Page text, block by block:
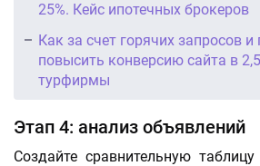
25%. Кейс ипотечных брокеров
Как за счет горячих запросов и
повысить конверсию сайта в
турфирмы
Этап 4: анализ объявлений
Создайте сравнительную